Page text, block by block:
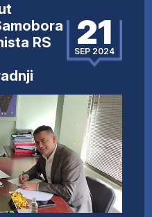
RS
21
SEP 2024